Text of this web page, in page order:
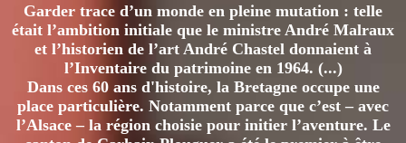
Garder trace d’un monde en pleine mutation : telle
était l’ambition initiale que le ministre André Malraux
et l’historien de l’art André Chastel donnaient à
l’Inventaire du patrimoine en 1964. (...)
Dans ces 60 ans d'histoire, la Bretagne occupe une
place particulière. Notamment parce que c’est – avec
l’Alsace – la région choisie pour initier l’aventure. Le